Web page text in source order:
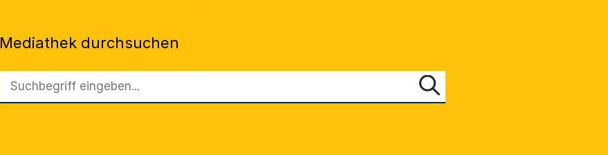
Mediathek durchsuchen
%s durchsuchen